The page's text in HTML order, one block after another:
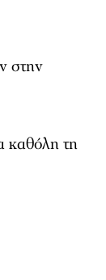
στην
καθόλη τη